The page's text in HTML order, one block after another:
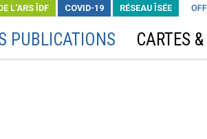
L'ARS ÎDF COVID-19 RÉSEAU ÎSÉE
PUBLICATIONS CARTES